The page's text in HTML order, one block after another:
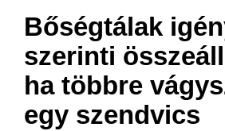
Bőségtálak
szerinti
ha többre
egy szendvics